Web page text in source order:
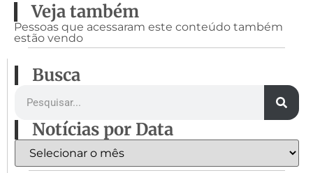
Veja também
Pessoas que acessaram este conteúdo também
estão vendo
Busca
Notícias por Data